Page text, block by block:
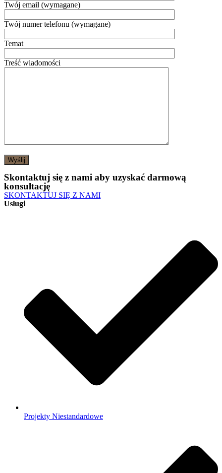
Twój email (wymagane)
Twój numer telefonu (wymagane)
Temat
Treść wiadomości
Skontaktuj się z nami aby uzyskać darmową
konsultację
SKONTAKTUJ SIĘ Z NAMI
Usługi
Projekty Niestandardowe